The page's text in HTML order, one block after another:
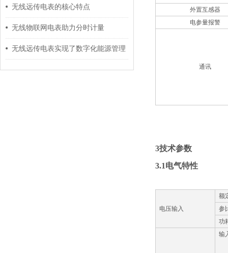
无线远传电表的核心特点
无线物联网电表助力分时计量
无线远传电表实现了数字化能源管理
外置互感器
电参量报警
通讯
3技术参数
3.1电气特性
电压输入
额
参
功
输